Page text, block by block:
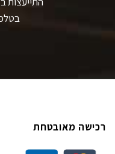
בטלפון 04-
רכישה מאובטחת